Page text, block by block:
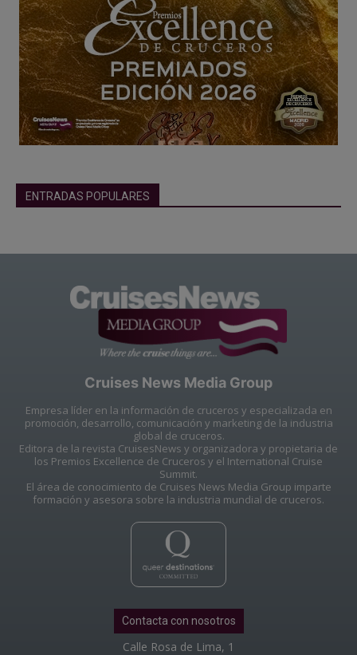
ENTRADAS POPULARES
Cruises News Media Group
Empresa líder en la información de cruceros y especializada en
promoción, desarrollo, comunicación y marketing de la industria
global de cruceros.
Editora de la revista CruisesNews y organizadora y propietaria de
los Premios Excellence de Cruceros y el International Cruise
Summit.
El área de conocimiento de Cruises News Media Group imparte
formación y asesora sobre la industria mundial de cruceros.
Contacta con nosotros
Calle Rosa de Lima, 1